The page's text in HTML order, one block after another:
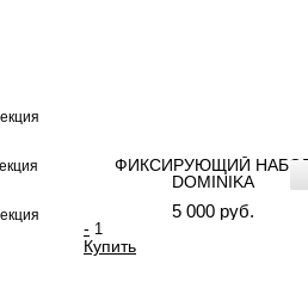
ФИКСИРУЮЩИЙ
DOMINIKA
5 000 руб.
-
Купить